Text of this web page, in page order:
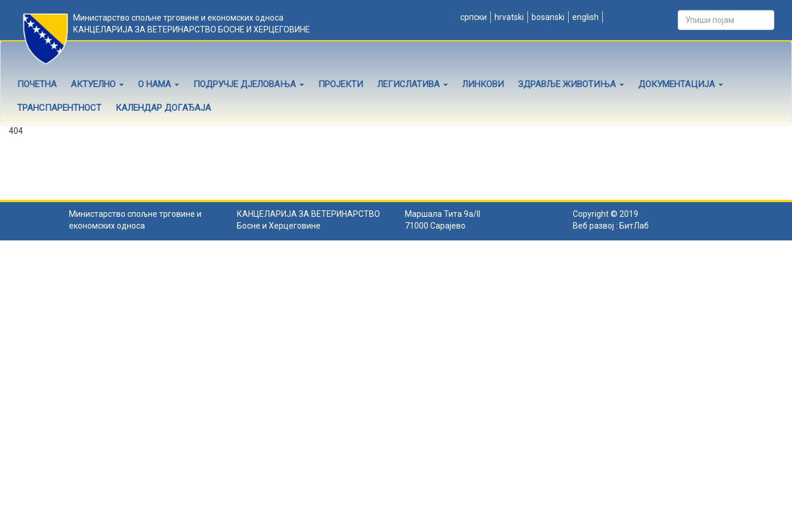
Министарство спољне трговине и економских односа
КАНЦЕЛАРИЈА ЗА ВЕТЕРИНАРСТВО БОСНЕ И ХЕРЦЕГОВИНЕ
српски hrvatski bosanski english
ПОЧЕТНА АКТУЕЛНО О НАМА ПОДРУЧЈЕ ДЈЕЛОВАЊА ПРОЈЕКТИ ЛЕГИСЛАТИВА ЛИНКОВИ ЗДРАВЉЕ ЖИВОТИЊА ДОКУМЕНТАЦИЈА
ТРАНСПАРЕНТНОСТ КАЛЕНДАР ДОГАЂАЈА
404
Министарство спољне трговине и
економских односа
КАНЦЕЛАРИЈА ЗА ВЕТЕРИНАРСТВО
Босне и Херцеговине
Маршала Тита 9а/II
71000 Сарајево
Copyright © 2019
Веб развој : БитЛаб